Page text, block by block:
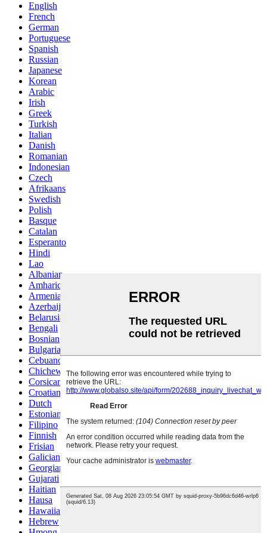
English
French
German
Portuguese
Spanish
Russian
Japanese
Korean
Arabic
Irish
Greek
Turkish
Italian
Danish
Romanian
Indonesian
Czech
Afrikaans
Swedish
Polish
Basque
Catalan
Esperanto
Hindi
Lao
Albanian
Amharic
Armenian
Azerbaijani
Belarusian
Bengali
Bosnian
Bulgarian
Cebuano
Chichewa
Corsican
Croatian
Dutch
Estonian
Filipino
Finnish
Frisian
Galician
Georgian
Gujarati
Haitian
Hausa
Hawaiian
Hebrew